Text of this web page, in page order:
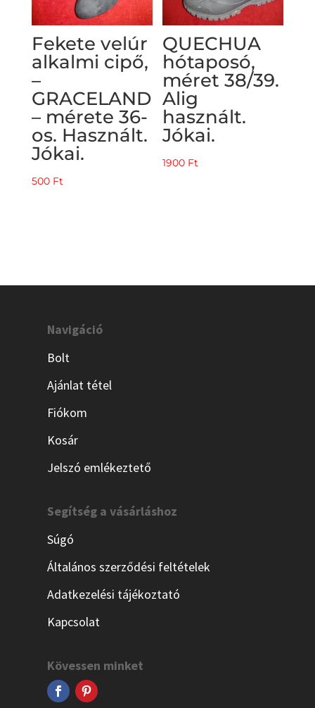
Fekete velúr
alkalmi cipő,
–
GRACELAND
– mérete 36-
os. Használt.
Jókai.
500 Ft
QUECHUA
hótaposó,
méret 38/39.
Alig
használt.
Jókai.
1900 Ft
Navigáció
Bolt
Ajánlat tétel
Fiókom
Kosár
Jelszó emlékeztető
Segítség a vásárláshoz
Súgó
Általános szerződési feltételek
Adatkezelési tájékoztató
Kapcsolat
Kövessen minket